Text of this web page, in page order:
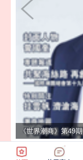
《世界潮商》第49期